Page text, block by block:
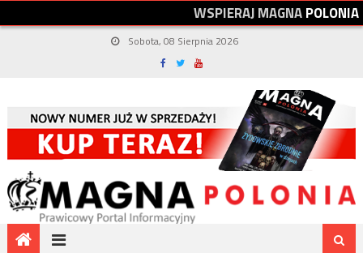
WSPIERAJMAGNAPOLONIA
Sobota, 08 Sierpnia 2026